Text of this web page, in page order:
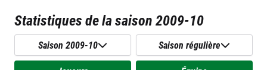
Statistiques de la saison2009-10
Saison 2009-10 Saison régulière